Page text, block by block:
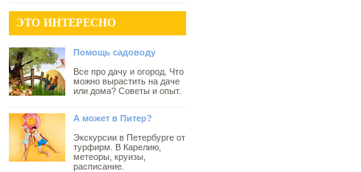
ЭТО ИНТЕРЕСНО
Помощь садоводу
Все про дачу и огород. Что
можно вырастить на даче
или дома? Советы и опыт.
А может в Питер?
Экскурсии в Петербурге от
турфирм. В Карелию,
метеоры, круизы,
расписание.